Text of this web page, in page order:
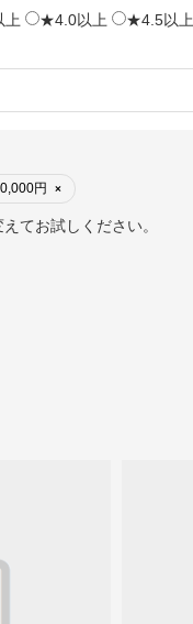
★4.0以上 ★4.5以上
円 ×
てお試しください。